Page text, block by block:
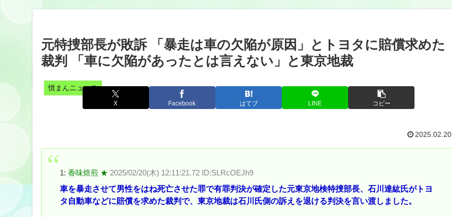
元特捜部長が敗訴 「暴走は車の欠陥が原因」とトヨタに賠償求めた
裁判 「車に欠陥があったとは言えない」と東京地裁
憤まんニュース
X Facebook はてブ LINE コピー
2025.02.20
1: 香味焙煎 ★ 2025/02/20(木) 12:11:21.72 ID:SLRcOEJh9
車を暴走させて男性をはね死亡させた罪で有罪判決が確定した元東京地検特捜部長、石川達紘氏がトヨ
タ自動車などに賠償を求めた裁判で、東京地裁は石川氏側の訴えを退ける判決を言い渡しました。